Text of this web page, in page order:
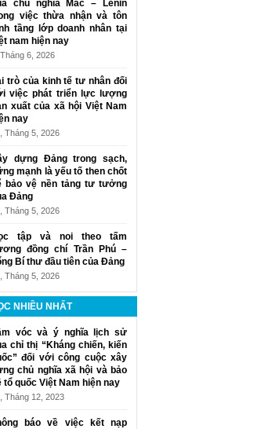
chủ nghĩa Mác – Lênin
việc thừa nhận và tôn
tầng lớp doanh nhân tại
nam hiện nay
6, 2026
trò của kinh tế tư nhân đối
việc phát triển lực lượng
xuất của xã hội Việt Nam
nay
Tháng 5, 2026
dựng Đảng trong sạch,
mạnh là yếu tố then chốt
bảo vệ nền tảng tư tưởng
Đảng
Tháng 5, 2026
tập và noi theo tấm
đồng chí Trần Phú –
Bí thư đầu tiên của Đảng
Tháng 5, 2026
NHIỀU NHẤT
vóc và ý nghĩa lịch sử
chỉ thị “Kháng chiến, kiến
đối với công cuộc xây
chủ nghĩa xã hội và bảo
tổ quốc Việt Nam hiện nay
Tháng 12, 2023
báo về việc kết nạp